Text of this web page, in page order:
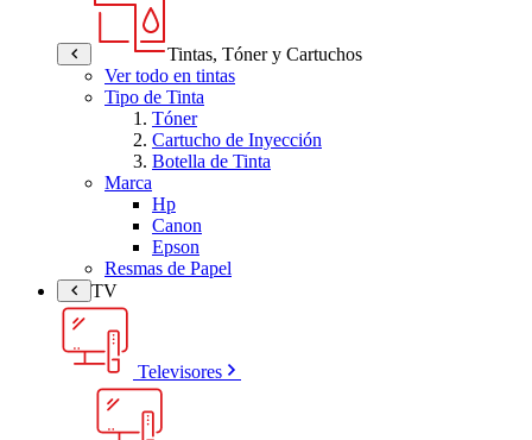
Tintas, Tóner y Cartuchos
Ver todo en tintas
Tipo de Tinta
Tóner
Cartucho de Inyección
Botella de Tinta
Marca
Hp
Canon
Epson
Resmas de Papel
TV
Televisores